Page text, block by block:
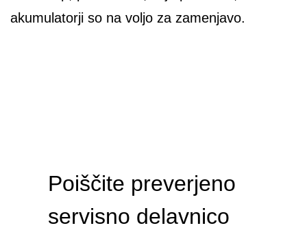
akumulatorji so na voljo za zamenjavo.
Poiščite preverjeno
servisno delavnico